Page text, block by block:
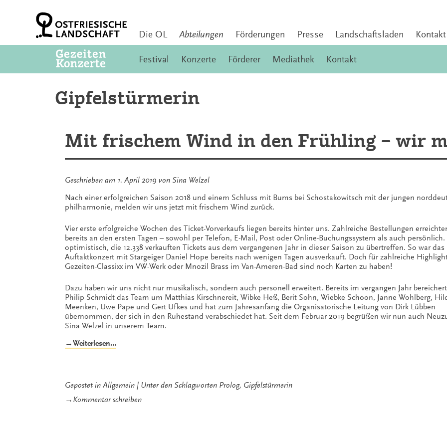
Die OL Abteilungen Förderungen Presse Landschaftsladen Kontakt
Festival Konzerte Förderer Mediathek Kontakt
Gipfelstürmerin
Mit frischem Wind in den Frühling – wir
Geschrieben am 1. April 2019 von Sina Welzel
Nach einer erfolgreichen Saison 2018 und einem Schluss mit Bums bei Schostakowitsch mit der jungen
philharmonie, melden wir uns jetzt mit frischem Wind zurück.
Vier erste erfolgreiche Wochen des Ticket-Vorverkaufs liegen bereits hinter uns. Zahlreiche Bestellungen
bereits an den ersten Tagen – sowohl per Telefon, E-Mail, Post oder Online-Buchungssystem als auch persönlich.
optimistisch, die 12.338 verkauften Tickets aus dem vergangenen Jahr in dieser Saison zu übertreffen. So war das
Auftaktkonzert mit Stargeiger Daniel Hope bereits nach wenigen Tagen ausverkauft. Doch für zahlreiche
Gezeiten-Classixx im VW-Werk oder Mnozil Brass im Van-Ameren-Bad sind noch Karten zu haben!
Dazu haben wir uns nicht nur musikalisch, sondern auch personell erweitert. Bereits im vergangen Jahr
Philip Schmidt das Team um Matthias Kirschnereit, Wibke Heß, Berit Sohn, Wiebke Schoon, Janne Wohlberg,
Meenken, Uwe Pape und Gert Ufkes und hat zum Jahresanfang die Organisatorische Leitung von Dirk Lübben
übernommen, der sich in den Ruhestand verabschiedet hat. Seit dem Februar 2019 begrüßen wir nun auch
Sina Welzel in unserem Team.
→Weiterlesen…„Mit
Frühling
–
Gepostet in Allgemein Unter den Schlagworten Prolog, Gipfelstürmerin
→ Kommentar schreibenzu